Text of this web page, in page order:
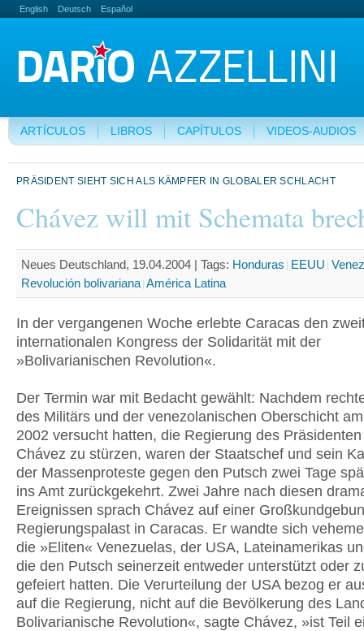
English Deutsch Español
ARTÍCULOS LIBROS CAPÍTULOS VIDEOS-AUDIOS
PRÄSIDENT SIEHT SICH ALS KÄMPFER IN GLOBALER SCHLACHT
Chávez will mit Schemata
Neues Deutschland, 19.04.2004 | Tags: Honduras EEUU
Revolución bolivariana América Latina
In der vergangenen Woche erlebte Caracas den
internationalen Kongress der Solidarität mit der
»Bolivarianischen Revolution«.
Der Termin war mit Bedacht gewählt: Nachdem
des Militärs und der venezolanischen Oberschicht
2002 versucht hatten, die Regierung des
Chávez zu stürzen, waren der Staatschef und sein
der Massenproteste gegen den Putsch zwei Tage
ins Amt zurückgekehrt. Zwei Jahre nach diesen
Ereignissen sprach Chávez auf einer
Regierungspalast in Caracas. Er wandte sich
die »Eliten« Venezuelas, der USA, Lateinamerikas
die den Putsch seinerzeit entweder unterstützt oder
gefeiert hatten. Die Verurteilung der USA bezog er
auf die Regierung, nicht auf die Bevölkerung des
Bolivarianische Revolution«, sagte Chávez, »ist Teil